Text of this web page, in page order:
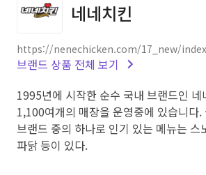
네네치킨
https://nenechicken.com/17_new/
브랜드 상품 전체 보기
1995년에 시작한 순수 국내 브랜드인 네
1,100여개의 매장을 운영중에 있습니다.
브랜드 중의 하나로 인기 있는 메뉴는 스
파닭 등이 있다.